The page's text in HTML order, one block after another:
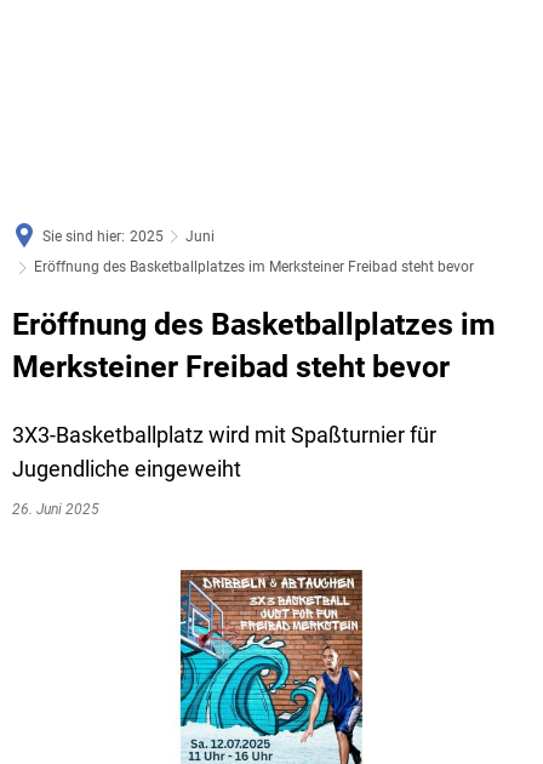
Sie sind hier: 2025
Juni
Eröffnung des Basketballplatzes im Merksteiner Freibad steht bevor
Eröffnung des Basketballplatzes im
Merksteiner Freibad steht bevor
3X3-Basketballplatz wird mit Spaßturnier für
Jugendliche eingeweiht
26. Juni 2025